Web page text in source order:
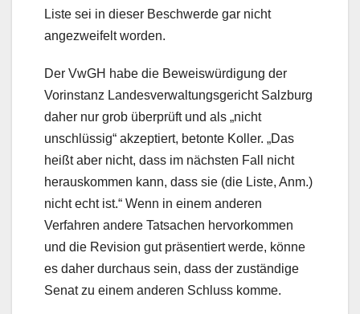
Liste sei in dieser Beschwerde gar nicht
angezweifelt worden.
Der VwGH habe die Beweiswürdigung der
Vorinstanz Landesverwaltungsgericht Salzburg
daher nur grob überprüft und als „nicht
unschlüssig“ akzeptiert, betonte Koller. „Das
heißt aber nicht, dass im nächsten Fall nicht
herauskommen kann, dass sie (die Liste, Anm.)
nicht echt ist.“ Wenn in einem anderen
Verfahren andere Tatsachen hervorkommen
und die Revision gut präsentiert werde, könne
es daher durchaus sein, dass der zuständige
Senat zu einem anderen Schluss komme.